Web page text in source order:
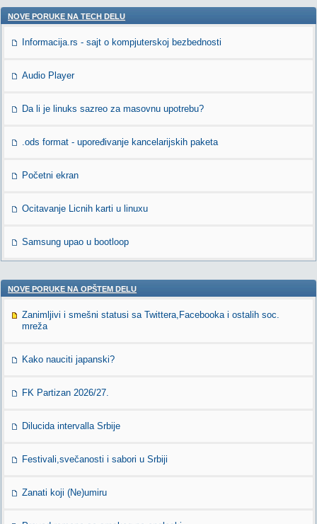
NOVE PORUKE NA TECH DELU
Informacija.rs - sajt o kompjuterskoj bezbednosti
Audio Player
Da li je linuks sazreo za masovnu upotrebu?
.ods format - upoređivanje kancelarijskih paketa
Početni ekran
Ocitavanje Licnih karti u linuxu
Samsung upao u bootloop
NOVE PORUKE NA OPŠTEM DELU
Zanimljivi i smešni statusi sa Twittera,Facebooka i ostalih soc.
mreža
Kako nauciti japanski?
FK Partizan 2026/27.
Dilucida intervalla Srbije
Festivali,svečanosti i sabori u Srbiji
Zanati koji (Ne)umiru